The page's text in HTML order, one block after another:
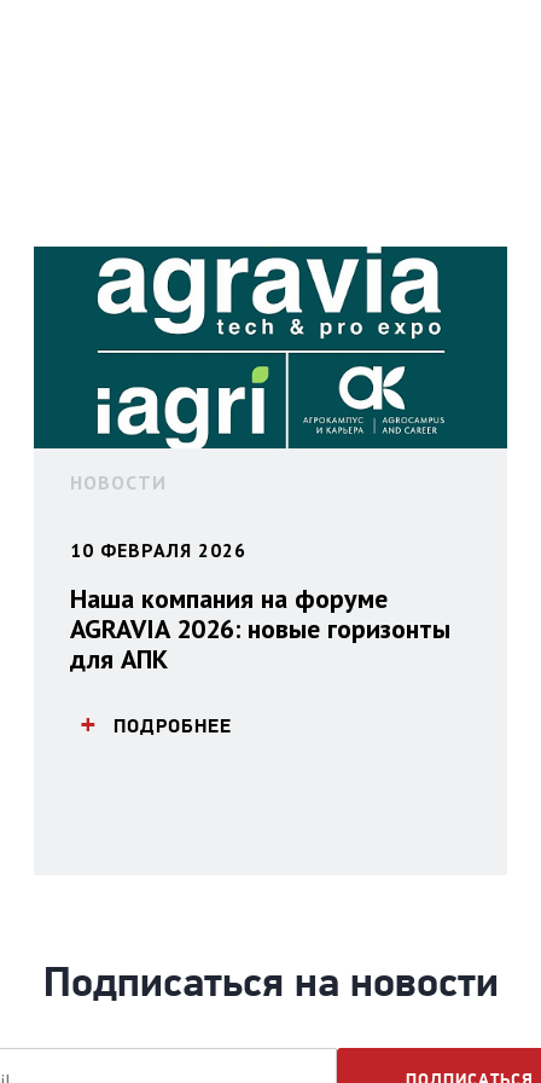
НОВОСТИ
10 ФЕВРАЛЯ 2026
Наша компания на форуме
AGRAVIA 2026: новые горизонты
для АПК
ПОДРОБНЕЕ
Подписаться на новости